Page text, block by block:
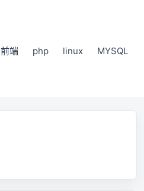
前端 php linux MYSQL